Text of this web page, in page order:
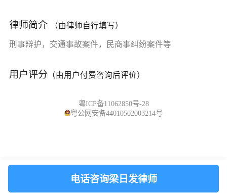
律师简介 （由律师自行填写）
刑事辩护，交通事故案件，民商事纠纷案件等
用户评分 （由用户付费咨询后评价）
粤ICP备11062850号-28
粤公网安备44010502003214号
电话咨询梁日发律师